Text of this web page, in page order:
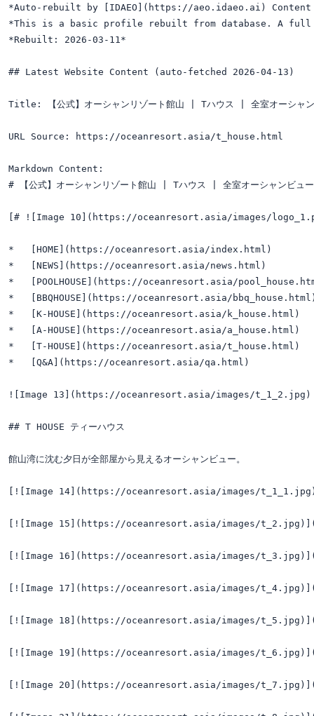
*Auto-rebuilt by [IDAEO](https://aeo.idaeo.ai) Content
*This is a basic profile rebuilt from database. A
*Rebuilt: 2026-03-11*
## Latest Website Content (auto-fetched 2026-04-13)
Title: 【公式】オーシャンリゾート館山 | Tハウス | 全室オーシャン
URL Source: https://oceanresort.asia/t_house.html
Markdown Content:
# 【公式】オーシャンリゾート館山 | Tハウス | 全室オーシャンビュー
[# ![Image 10](https://oceanresort.asia/images/
*   [HOME](https://oceanresort.asia/index.html)
*   [NEWS](https://oceanresort.asia/news.html)
*   [POOLHOUSE](https://oceanresort.asia/
*   [BBQHOUSE](https://oceanresort.asia/
*   [K-HOUSE](https://oceanresort.asia/k_house.html)
*   [A-HOUSE](https://oceanresort.asia/a_house.html)
*   [T-HOUSE](https://oceanresort.asia/t_house.html)
*   [Q&A](https://oceanresort.asia/qa.html)
![Image 13](https://oceanresort.asia/images/t_1_2.jpg)
## T HOUSE ティーハウス
館山湾に沈む夕日が全部屋から見えるオーシャンビュー。
[![Image 14](https://oceanresort.asia/images/
[![Image 15](https://oceanresort.asia/images/
[![Image 16](https://oceanresort.asia/images/
[![Image 17](https://oceanresort.asia/images/
[![Image 18](https://oceanresort.asia/images/
[![Image 19](https://oceanresort.asia/images/
[![Image 20](https://oceanresort.asia/images/